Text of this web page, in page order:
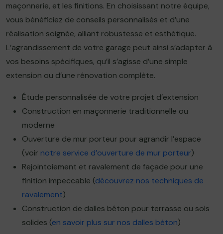
maçonnerie, et les finitions. En choisissant notre équipe,
vous bénéficiez de conseils personnalisés et d’une
réalisation soignée, alliant robustesse et esthétique.
L’agrandissement de votre garage peut ainsi s’adapter à
vos besoins spécifiques, qu’il s’agisse d’une simple
extension ou d’une rénovation complète.
Étude personnalisée de votre projet d’extension
Construction en maçonnerie traditionnelle ou
moderne
Ouverture de mur porteur pour agrandir l’espace
(voir notre service d’ouverture de mur porteur)
Rejointoiement et ravalement de façade pour une
finition impeccable (découvrez nos techniques de
ravalement)
Construction de dalles béton pour terrasse ou sols
solides (en savoir plus sur nos dalles béton)